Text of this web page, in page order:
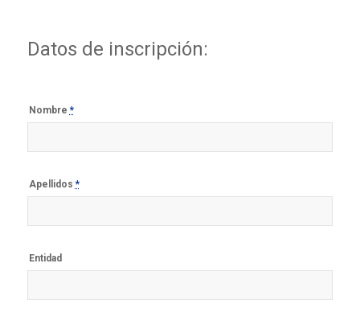
Datos de inscripción:
Nombre *
Apellidos *
Entidad